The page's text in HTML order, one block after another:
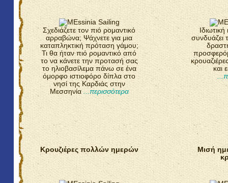
Σχεδιάζετε τον πιό ρομαντικό
αρραβώνα; Ψάχνετε για μια
καταπληκτική πρόταση γάμου;
Τι θα ήταν πιό ρομαντικό από
το να κάνετε την προτασή σας
το ηλιοβασίλεμα πάνω σε ένα
όμορφο ιστιοφόρο δίπλα στο
νησί της Καρδιάς στην
Μεσσηνία
...περισσότερα
συνδυάζει
και
Κρουζιέρες πολλών ημερών
Μισή